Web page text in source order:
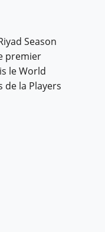
Season
premier
le World
la Players